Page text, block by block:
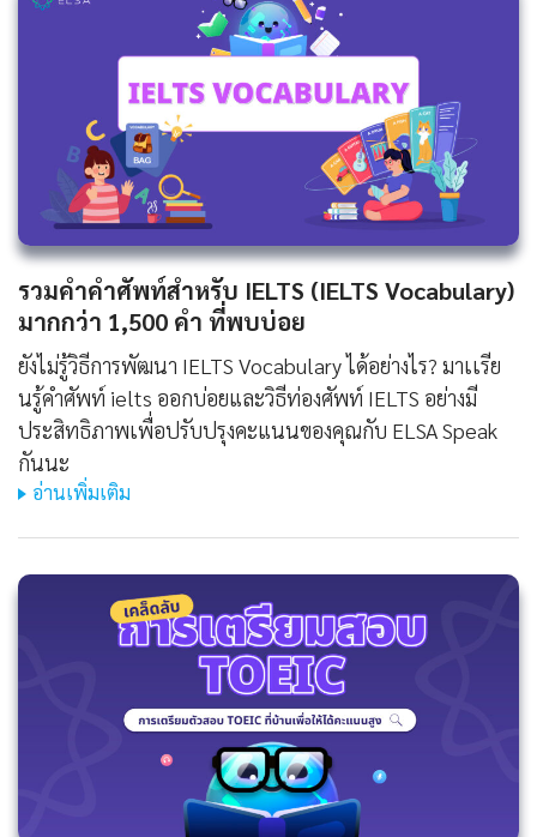
รวมคำคำศัพท์สำหรับ IELTS (IELTS Vocabulary)
มากกว่า 1,500 คํา ที่พบบ่อย
ยังไม่รู้วิธีการพัฒนา IELTS Vocabulary ได้อย่างไร? มาเเรีย
นรู้คําศัพท์ ielts ออกบ่อยและวิธีท่องศัพท์ IELTS อย่างมี
ประสิทธิภาพเพื่อปรับปรุงคะแนนของคุณกับ ELSA Speak
กันนะ
อ่านเพิ่มเติม